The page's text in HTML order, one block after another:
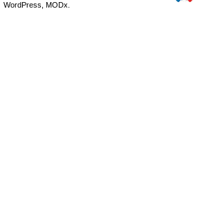
WordPress, MODx.